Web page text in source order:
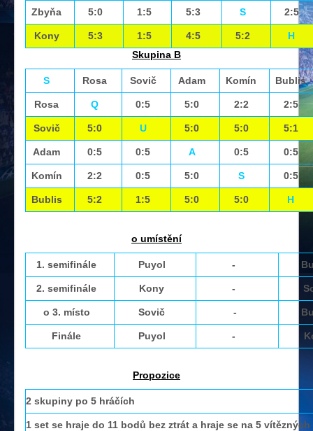
Zbyňa 5:0 1:5 5:3 S 2:5
Kony 5:3 1:5 4:5 5:2
H
Skupina B
S Rosa Sovič Adam Komín Bublis
Rosa Q 0:5 5:0 2:2 2:5
Sovič 5:0 U 5:0 5:0 5:1
Adam 0:5 0:5 A 0:5 0:5
Komín 2:2 0:5 5:0 S 0:5
Bublis 5:2 1:5 5:0 5:0 H
o umístění
1. semifinále Puyol -
2. semifinále Kony -
o 3. místo Sovič -
Finále Puyol -
Propozice
2 skupiny po 5 hráčích
1 set se hraje do 11 bodů bez ztrát a hraje se na 5